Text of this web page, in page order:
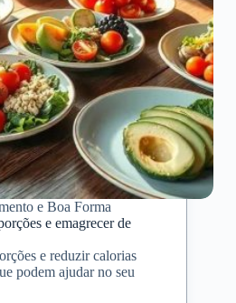
e Boa Forma
e emagrecer de
e reduzir calorias
podem ajudar no seu